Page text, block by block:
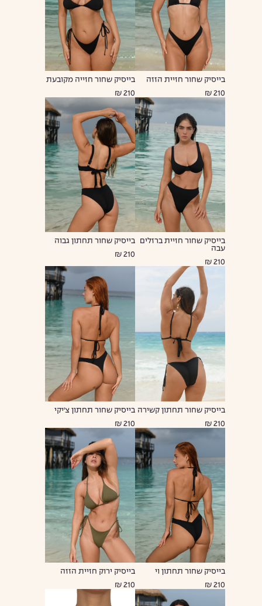
בייסיק שחור חזיית הזזה
210 ₪
בייסיק שחור חזייה מקובעת
210 ₪
בייסיק שחור חזיית ברזלים
עבה
210 ₪
בייסיק שחור תחתון גבוה
210 ₪
בייסיק שחור תחתון קשירה
210 ₪
בייסיק שחור תחתון צ'יקי
210 ₪
בייסיק שחור תחתון וי
210 ₪
בייסיק ירוק חזיית הזזה
210 ₪